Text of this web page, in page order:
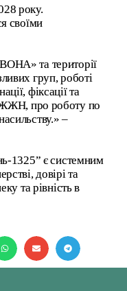
року.
своїми
та території
груп, роботі
фіксації та
про роботу по
–
1325” є системним
довірі та
та рівність в